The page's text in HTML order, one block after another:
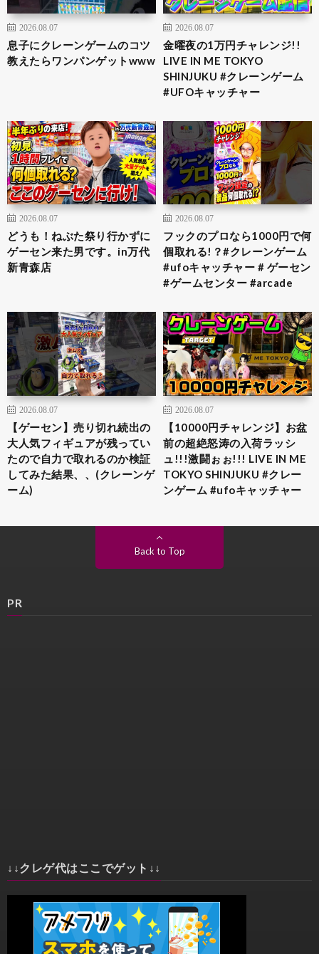
2026.08.07
息子にクレーンゲームのコツ
教えたらワンパンゲットwww
2026.08.07
金曜夜の1万円チャレンジ!!
LIVE IN ME TOKYO
SHINJUKU #クレーンゲーム
#UFOキャッチャー
2026.08.07
どうも！ねぶた祭り行かずに
ゲーセン来た男です。in万代
新青森店
2026.08.07
フックのプロなら1000円で何
個取れる!？#クレーンゲーム
#ufoキャッチャー # ゲーセン
#ゲームセンター #arcade
2026.08.07
【ゲーセン】売り切れ続出の
大人気フィギュアが残ってい
たので自力で取れるのか検証
してみた結果、、(クレーンゲ
ーム)
2026.08.07
【10000円チャレンジ】お盆
前の超絶怒涛の入荷ラッシ
ュ!!!激闘ぉぉ!!! LIVE IN ME
TOKYO SHINJUKU #クレー
ンゲーム #ufoキャッチャー
Back to Top
PR
↓↓クレゲ代はここでゲット↓↓